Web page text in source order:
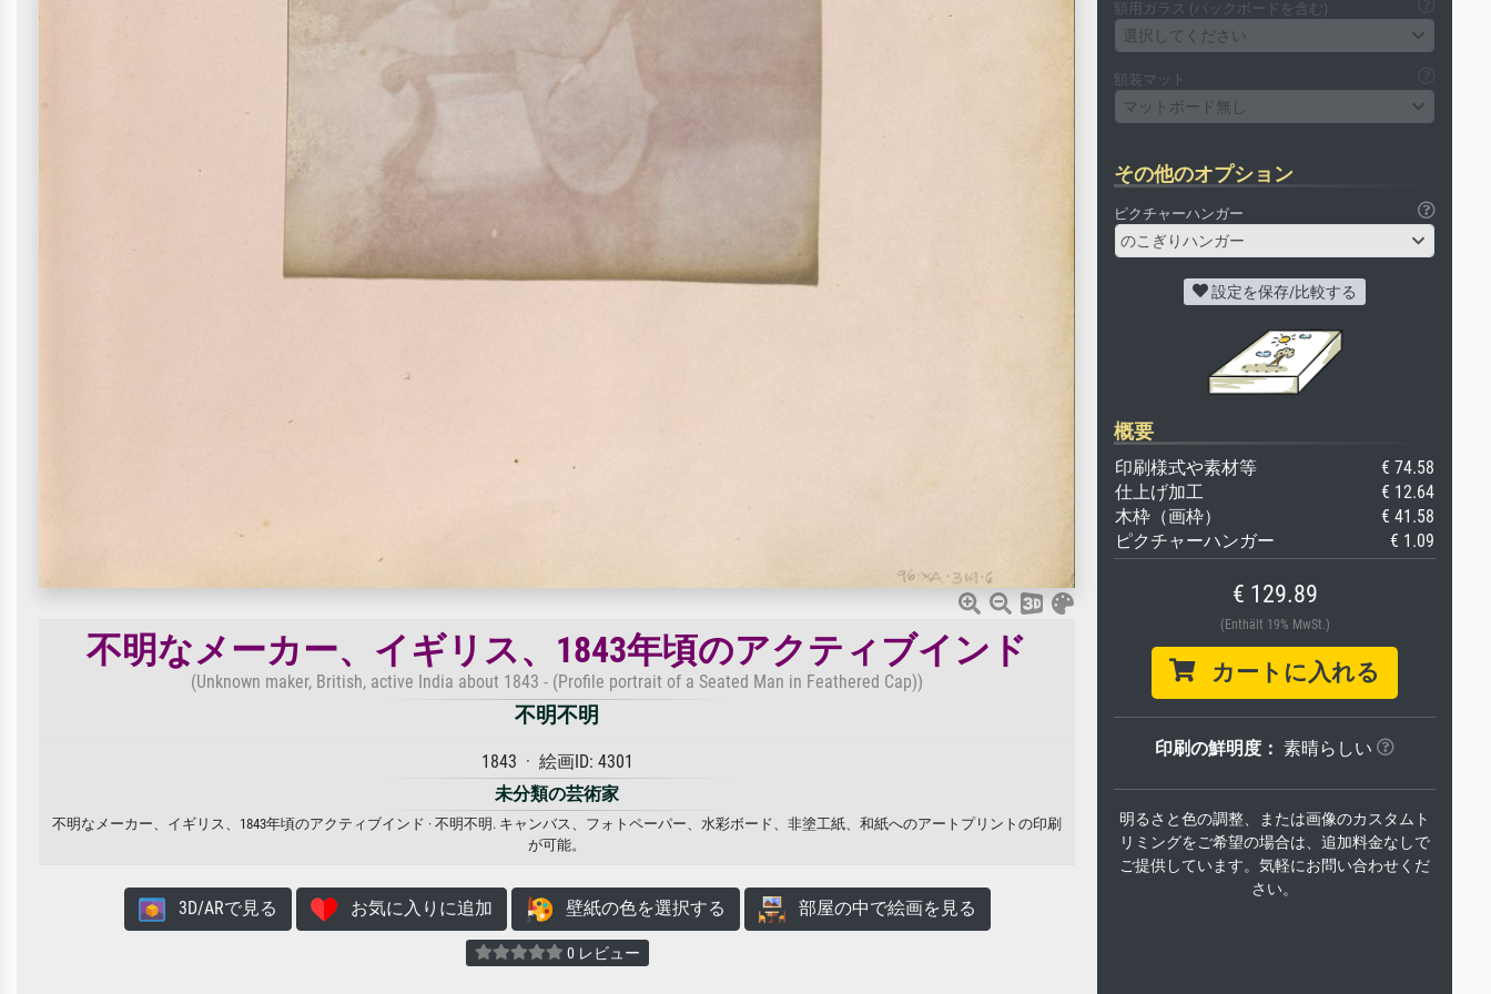
不明なメーカー、イギリス、1843年頃のアクティブインド
(Unknown maker, British, active India about 1843 - (Profile portrait of a Seated Man in Feathered Cap))
不明不明
1843 · 絵画ID: 4301
未分類の芸術家
不明なメーカー、イギリス、1843年頃のアクティブインド · 不明不明. キャンバス、フォトペーパー、水彩ボード、非塗工紙、和紙へのアートプリントの印刷
が可能。
3D/ARで見る お気に入りに追加 壁紙の色を選択する 部屋の中で絵画を見る
0 レビュー
額用ガラス (バックボードを含む)
選択してください
額装マット
マットボード無し
その他のオプション
ピクチャーハンガー
のこぎりハンガー
設定を保存/比較する
概要
印刷様式や素材等
€ 74.58
仕上げ加工
€ 12.64
木枠（画枠）
€ 41.58
ピクチャーハンガー
€ 1.09
€ 129.89
(Enthält 19% MwSt.)
カートに入れる
印刷の鮮明度： 素晴らしい
明るさと色の調整、または画像のカスタムト
リミングをご希望の場合は、追加料金なしで
ご提供しています。気軽にお問い合わせくだ
さい。